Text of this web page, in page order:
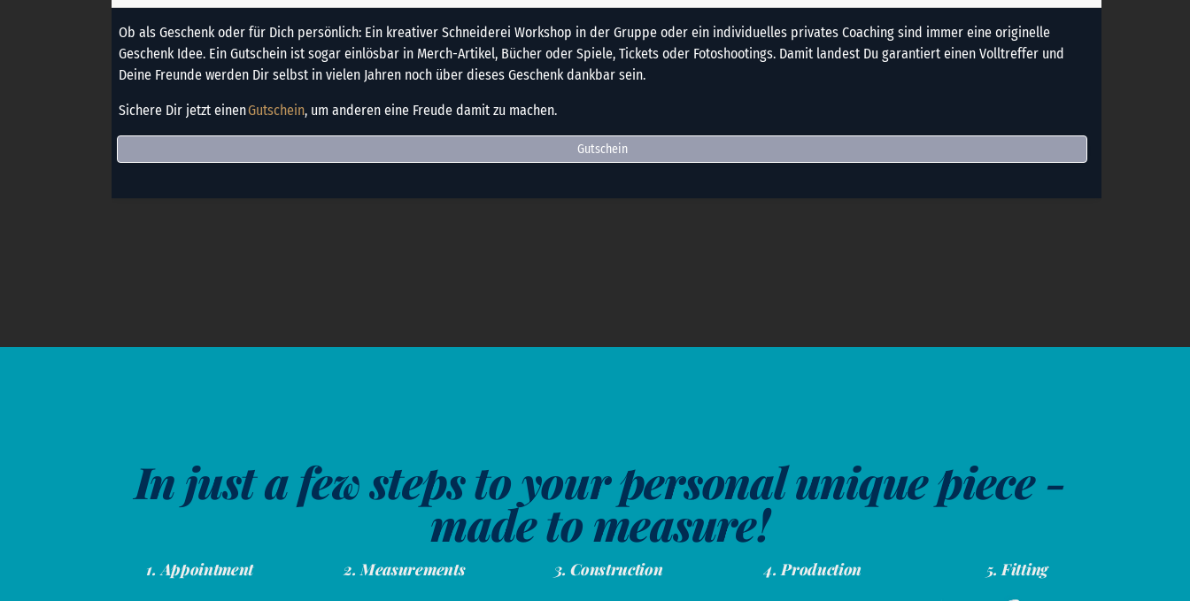
Ob als Geschenk oder für Dich persönlich: Ein kreativer Schneiderei Workshop in der Gruppe oder ein individuelles privates Coaching sind immer eine originelle
Geschenk Idee. Ein Gutschein ist sogar einlösbar in Merch-Artikel, Bücher oder Spiele, Tickets oder Fotoshootings. Damit landest Du garantiert einen Volltreffer und
Deine Freunde werden Dir selbst in vielen Jahren noch über dieses Geschenk dankbar sein.
Sichere Dir jetzt einenGutschein, um anderen eine Freude damit zu machen.
Gutschein
In just a few steps to your personal unique piece -
made to measure!
1. Appointment 2. Measurements 3. Construction 4. Production 5. Fitting